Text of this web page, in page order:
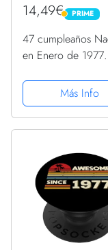
14,49€ PRIME
PRIME
47 cumpleaños
en Enero de 1977
PopSockets PopGrip
Intercambiable
Más Info